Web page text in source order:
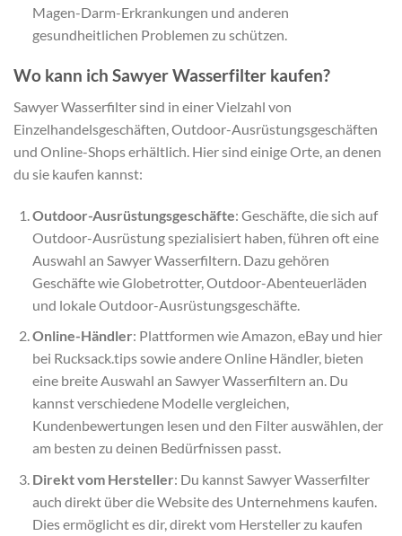
Magen-Darm-Erkrankungen und anderen
gesundheitlichen Problemen zu schützen.
Wo kann ich Sawyer Wasserfilter kaufen?
Sawyer Wasserfilter sind in einer Vielzahl von
Einzelhandelsgeschäften, Outdoor-Ausrüstungsgeschäften
und Online-Shops erhältlich. Hier sind einige Orte, an denen
du sie kaufen kannst:
Outdoor-Ausrüstungsgeschäfte: Geschäfte, die sich auf
Outdoor-Ausrüstung spezialisiert haben, führen oft eine
Auswahl an Sawyer Wasserfiltern. Dazu gehören
Geschäfte wie Globetrotter, Outdoor-Abenteuerläden
und lokale Outdoor-Ausrüstungsgeschäfte.
Online-Händler: Plattformen wie Amazon, eBay und hier
bei Rucksack.tips sowie andere Online Händler, bieten
eine breite Auswahl an Sawyer Wasserfiltern an. Du
kannst verschiedene Modelle vergleichen,
Kundenbewertungen lesen und den Filter auswählen, der
am besten zu deinen Bedürfnissen passt.
Direkt vom Hersteller: Du kannst Sawyer Wasserfilter
auch direkt über die Website des Unternehmens kaufen.
Dies ermöglicht es dir, direkt vom Hersteller zu kaufen